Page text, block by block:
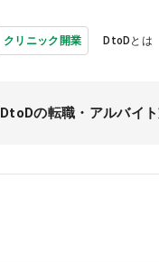
クリニック開業 DtoDとは
DtoDの転職・ アルバイ